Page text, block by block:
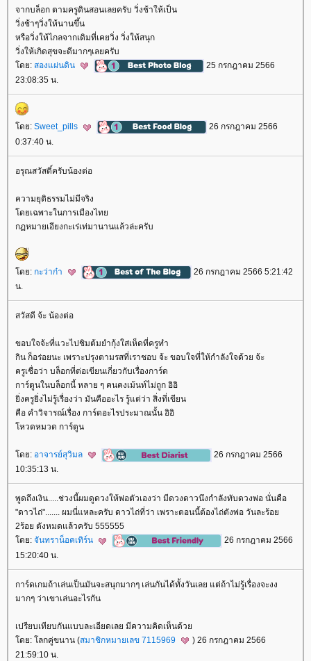
จากบล็อก ตามครูดินสอนเลยครับ วิ่งช้าให้เป็น
วิ่งช้าๆวิ่งให้นานขึ้น
หรือวิ่งให้ไกลจากเดิมที่เคยวิ่ง วิ่งให้สนุก
วิ่งให้เกิดสุขจะดีมากๆเลยครับ
ดย: สองแผ่นดิน
25 กรกฎาคม 2566
23:08:35 น.
ดย: Sweet_pills
26 กรกฎาคม 2566
0:37:40 น.
อรุณสวัสดิ์ครับน้องต่อ
ความยุติธรรมไม่มีจริง
ดยเฉพาะในการเมืองไท
กฏหมายเอียงกะเร่เท่มานานแล้วล่ะครับ
ดย: กะว่าก๋า
26 กรกฎาคม 2566 5:21:42
น.
สวัสดี จ้ะ น้องต่อ
ขอบใจจ้ะที่แวะไปชิมต้มยำกุ้งใส่เห็ดที่ครูทำ
กิน ก็อร่อยนะ เพราะปรุงตามรสที่เราชอบ จ้ะ ขอบใจที่ให้กำลังใจด้วย จ้ะ
ครูเชื่อว่า บล็อกที่ต่อเขียนเกี่ยวกับเรื่องการ์ด
การ์ตูนในบล็อกนี้ หลาย ๆ คนคงเม้นท์ไม่ถูก อิอิ
ิ่งครูยิ่งไม่รู้เรื่องว่า มันคืออะไร รู้แต่ว่า สิ่งที่เขียน
คือ คำวิจารณ์เรื่อง การ์ดอะไรประมาณนั้น อิอิ
หวดหมวด การ์ตูน
ดย: อาจารย์สุวิมล
26 กรกฎาคม 2566
10:35:13 น.
พูดถึงเงิน.....ช่วงนี้ผมดูดวงให้พ่อตัวเองว่า มีดวงดาวนึงกำลังทับดวงพ่อ นั่นคือ
"ดาวไถ่"....... ผมนี่แหละครับ ดาวไถ่ที่ว่า เพราะตอนนี้ต้องไถ่ตังพ่อ วันละร้อ
2ร้อย ตังหมดแล้วครับ 555555
ดย: จันทราน็อคเทิร์น
26 กรกฎาคม 2566
15:20:40 น.
การ์ดเกมถ้าเล่นเป็นมันจะสนุกมากๆ เล่นกันได้ทั้งวันเลย แต่ถ้าไม่รู้เรื่องจะงง
มากๆ ว่าเขาเล่นอะไรกัน
เปรียบเทียบกันแบบละเอียดเลย มีความคิดเห็นด้ว
ดย: โลกคู่ขนาน (สมาชิกหมายเลข 7115969
) 26 กรกฎาคม 2566
21:59:10 น.